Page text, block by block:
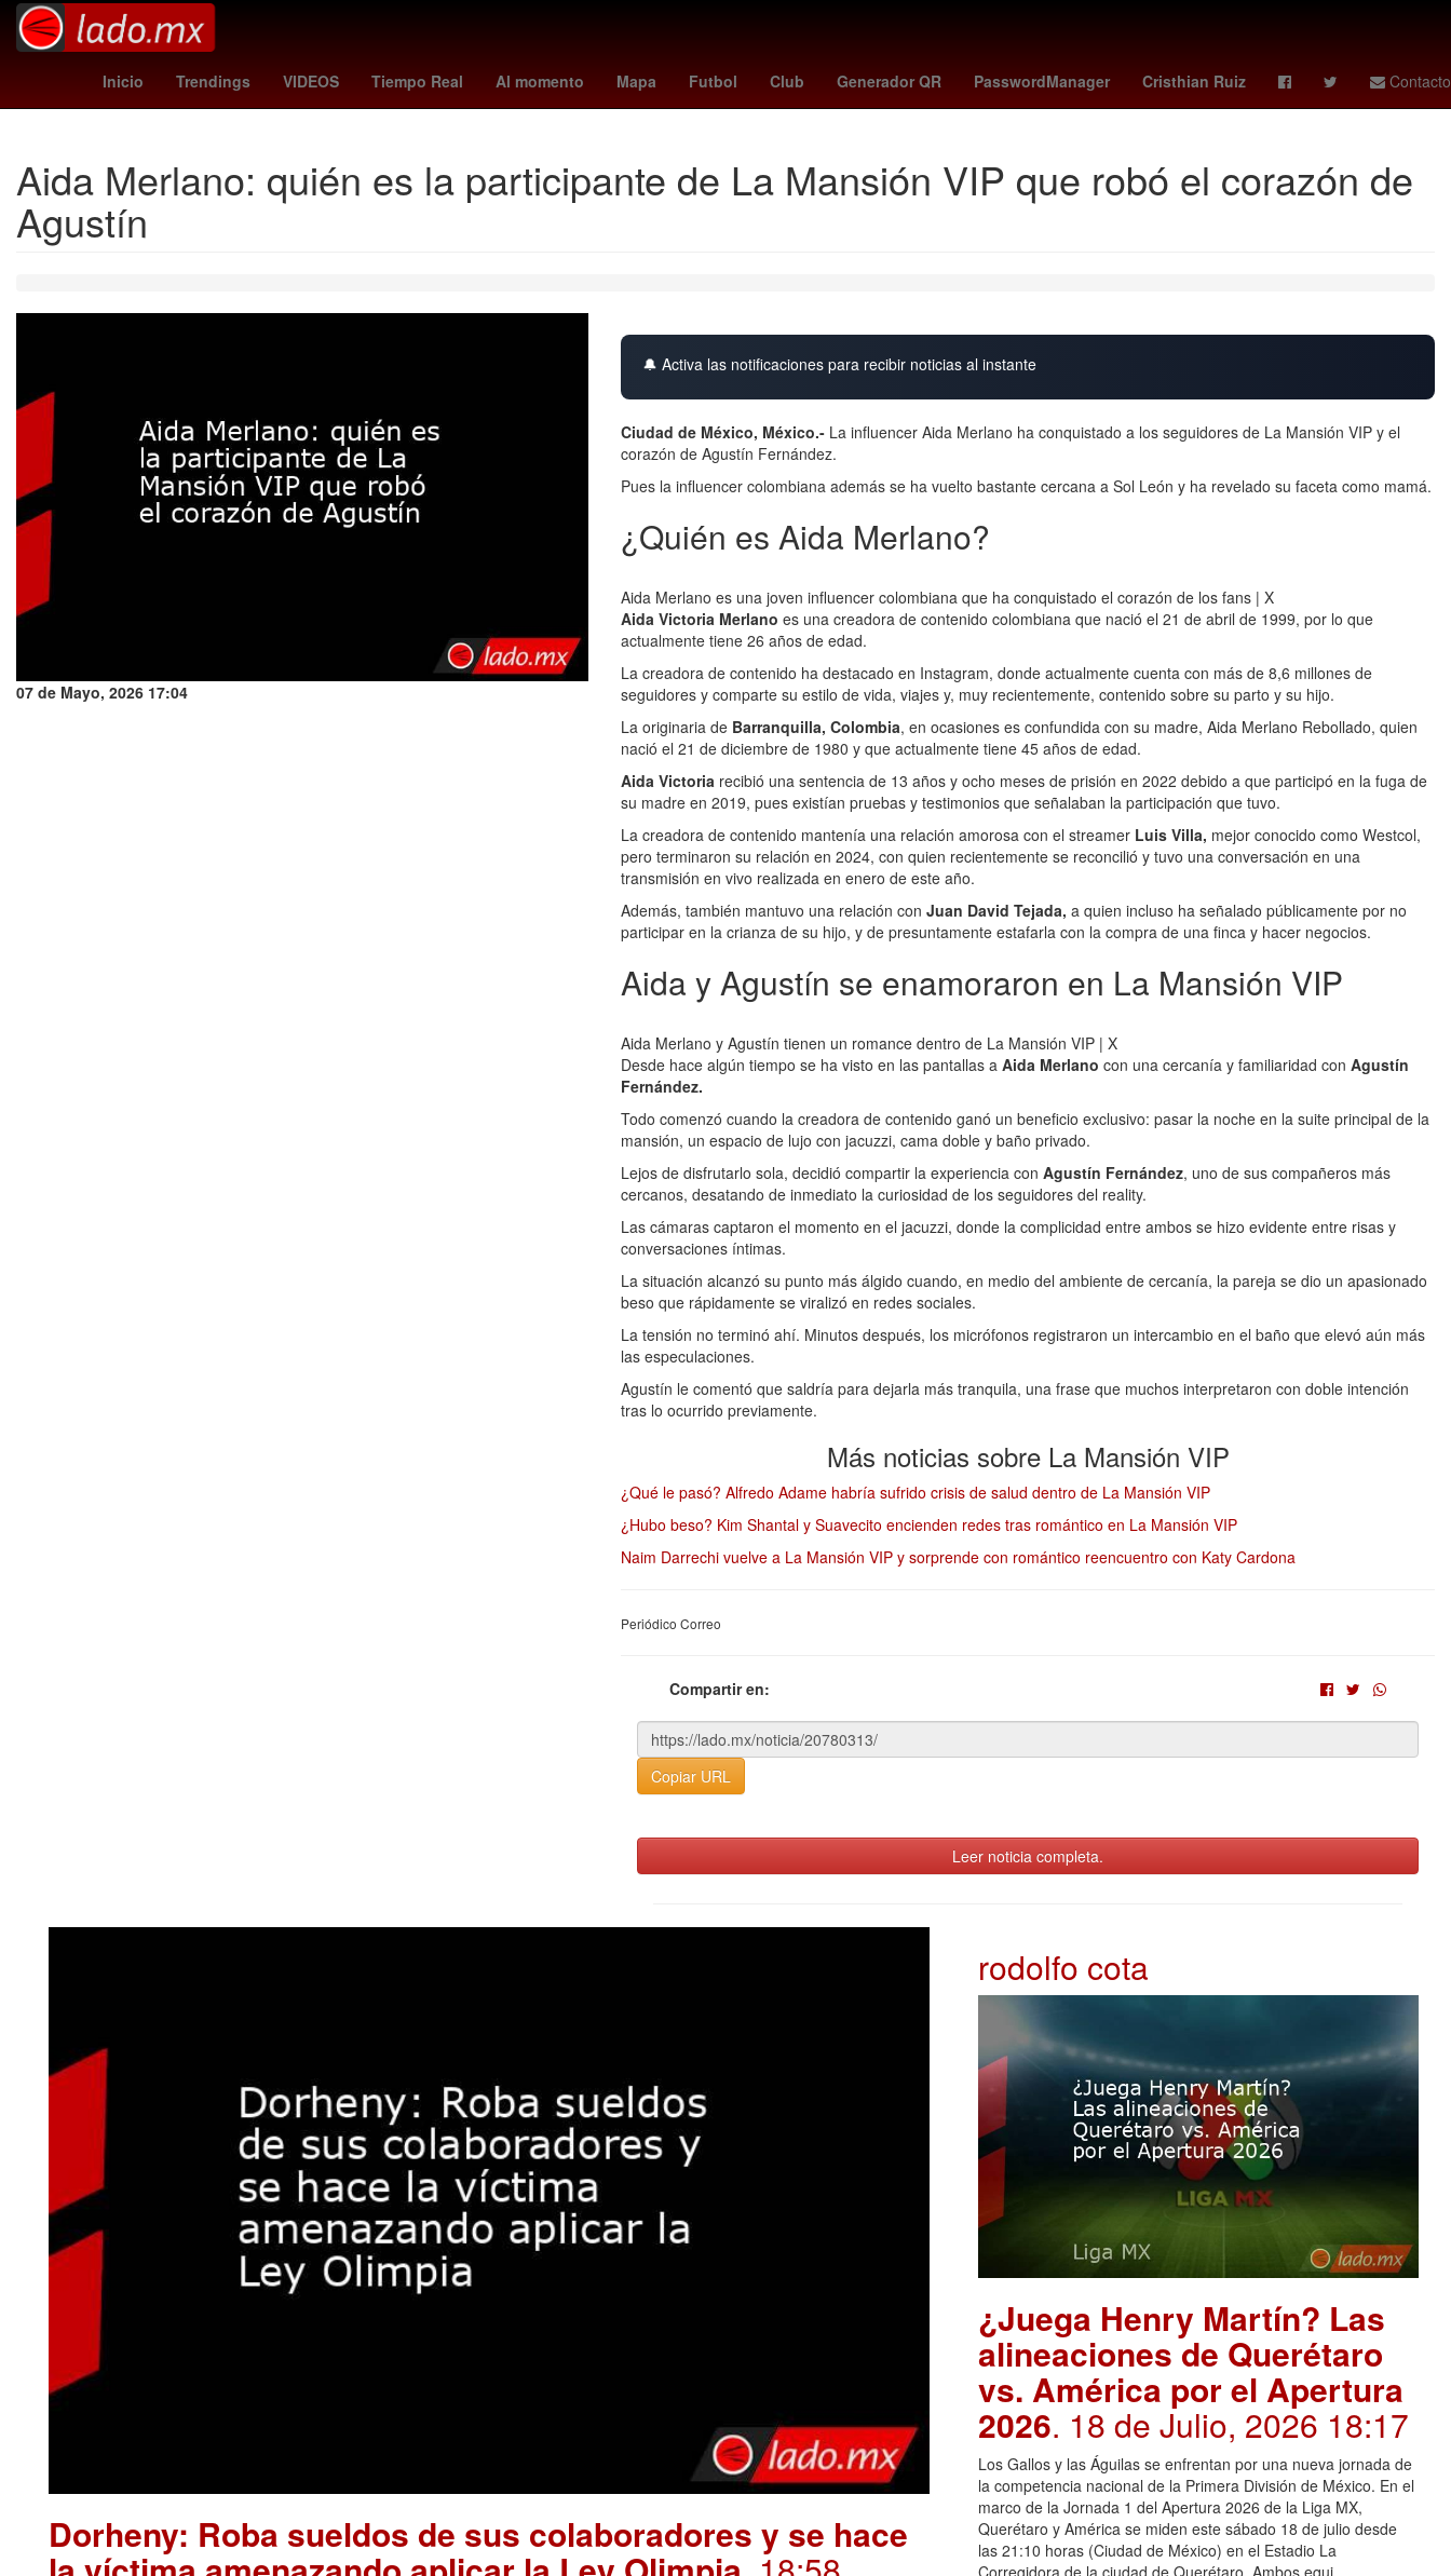
Inicio Trendings VIDEOS Tiempo Real Al momento Mapa Futbol Club Generador QR PasswordManager Cristhian Ruiz Contacto
Senador bbc news mundo alex diego orioles - angels Nueva York iphone 16 pro max partidos de club américa house of the dragon América brewers - pirates
Aida Merlano: quién es la participante de La Mansión VIP que robó el corazón de
Agustín
07 de Mayo, 2026 17:04
🔔 Activa las notificaciones para recibir noticias al instante
Ciudad de México, México.- La influencer Aida Merlano ha conquistado a los seguidores de La Mansión VIP y el
corazón de Agustín Fernández.
Pues la influencer colombiana además se ha vuelto bastante cercana a Sol León y ha revelado su faceta como mamá.
¿Quién es Aida Merlano?
Aida Merlano es una joven influencer colombiana que ha conquistado el corazón de los fans | X
Aida Victoria Merlano es una creadora de contenido colombiana que nació el 21 de abril de 1999, por lo que
actualmente tiene 26 años de edad.
La creadora de contenido ha destacado en Instagram, donde actualmente cuenta con más de 8,6 millones de
seguidores y comparte su estilo de vida, viajes y, muy recientemente, contenido sobre su parto y su hijo.
La originaria de Barranquilla, Colombia, en ocasiones es confundida con su madre, Aida Merlano Rebollado, quien
nació el 21 de diciembre de 1980 y que actualmente tiene 45 años de edad.
Aida Victoria recibió una sentencia de 13 años y ocho meses de prisión en 2022 debido a que participó en la fuga de
su madre en 2019, pues existían pruebas y testimonios que señalaban la participación que tuvo.
La creadora de contenido mantenía una relación amorosa con el streamer Luis Villa, mejor conocido como Westcol,
pero terminaron su relación en 2024, con quien recientemente se reconcilió y tuvo una conversación en una
transmisión en vivo realizada en enero de este año.
Además, también mantuvo una relación con Juan David Tejada, a quien incluso ha señalado públicamente por no
participar en la crianza de su hijo, y de presuntamente estafarla con la compra de una finca y hacer negocios.
Aida y Agustín se enamoraron en La Mansión VIP
Aida Merlano y Agustín tienen un romance dentro de La Mansión VIP | X
Desde hace algún tiempo se ha visto en las pantallas a Aida Merlano con una cercanía y familiaridad con Agustín
Fernández.
Todo comenzó cuando la creadora de contenido ganó un beneficio exclusivo: pasar la noche en la suite principal de la
mansión, un espacio de lujo con jacuzzi, cama doble y baño privado.
Lejos de disfrutarlo sola, decidió compartir la experiencia con Agustín Fernández, uno de sus compañeros más
cercanos, desatando de inmediato la curiosidad de los seguidores del reality.
Las cámaras captaron el momento en el jacuzzi, donde la complicidad entre ambos se hizo evidente entre risas y
conversaciones íntimas.
La situación alcanzó su punto más álgido cuando, en medio del ambiente de cercanía, la pareja se dio un apasionado
beso que rápidamente se viralizó en redes sociales.
La tensión no terminó ahí. Minutos después, los micrófonos registraron un intercambio en el baño que elevó aún más
las especulaciones.
Agustín le comentó que saldría para dejarla más tranquila, una frase que muchos interpretaron con doble intención
tras lo ocurrido previamente.
Más noticias sobre La Mansión VIP
¿Qué le pasó? Alfredo Adame habría sufrido crisis de salud dentro de La Mansión VIP
¿Hubo beso? Kim Shantal y Suavecito encienden redes tras romántico en La Mansión VIP
Naim Darrechi vuelve a La Mansión VIP y sorprende con romántico reencuentro con Katy Cardona
Periódico Correo
Compartir en:
Copiar URL
Leer noticia completa.
Dorheny: Roba sueldos de sus colaboradores y se hace
rodolfo cota
¿Juega Henry Martín? Las
alineaciones de Querétaro
vs. América por el Apertura
2026. 18 de Julio, 2026 18:17
Los Gallos y las Águilas se enfrentan por una nueva jornada de
la competencia nacional de la Primera División de México. En el
marco de la Jornada 1 del Apertura 2026 de la Liga MX,
Querétaro y América se miden este sábado 18 de julio desde
las 21:10 horas (Ciudad de México) en el Estadio La